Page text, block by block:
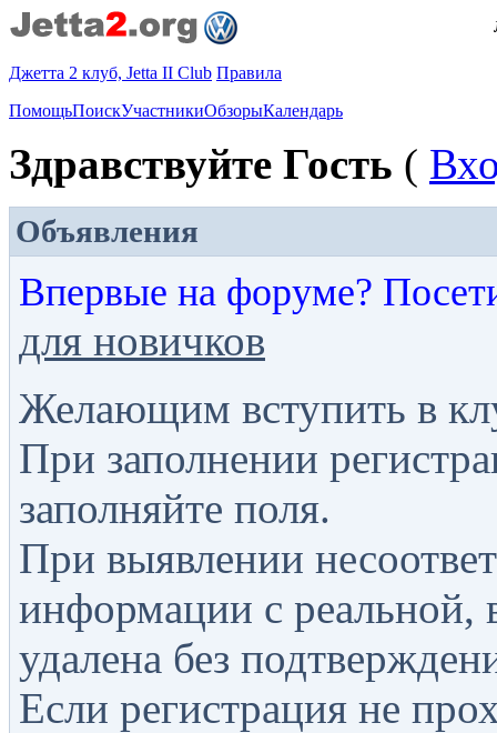
Джетта 2 клуб, Jetta II Club Правила
ПомощьПоискУчастникиОбзорыКалендарь
Здравствуйте Гость (
Объявления
Впервые на форуме?
для новичков
Желающим вступить в
При заполнении
заполняйте поля.
При выявлении
информации с реальной,
удалена без
Если регистрация не